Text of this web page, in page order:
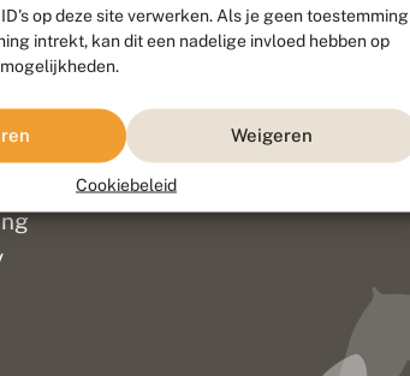
op deze site verwerken. Als je geen toestemming
intrekt, kan dit een nadelige invloed hebben op
Weigeren
Cookiebeleid
Go2People, ontworpen door